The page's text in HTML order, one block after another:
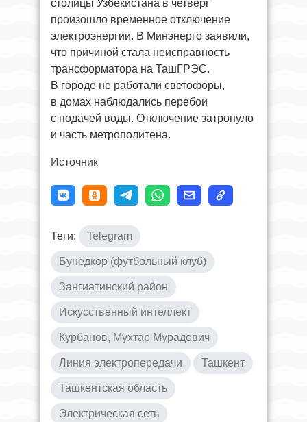
столицы Узбекистана в четверг
произошло временное отключение
электроэнергии. В Минэнерго заявили,
что причиной стала неисправность
трансформатора на ТашГРЭС.
В городе не работали светофоры,
в домах наблюдались перебои
с подачей воды. Отключение затронуло
и часть метрополитена.
Источник
Теги: Telegram
Бунёдкор (футбольный клуб)
Зангиатинский район
Искусственный интеллект
Курбанов, Мухтар Мурадович
Линия электропередачи Ташкент
Ташкентская область
Электрическая сеть